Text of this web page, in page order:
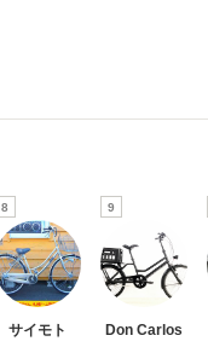
8
サイモト
9
Don Carlos